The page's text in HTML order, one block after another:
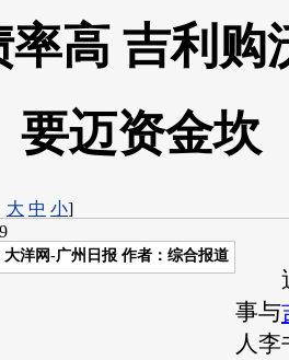
率高 吉利购
要迈资金坎
大 中 小]
大洋网-广州日报 作者：综合报道
近
事与
人